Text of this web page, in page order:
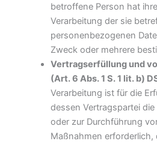
betroffene Person hat
Verarbeitung der sie
personenbezogenen
Zweck oder mehrere
Vertragserfüllung und
(Art. 6 Abs. 1 S. 1 lit. b)
Verarbeitung ist für die
dessen Vertragspartei
oder zur Durchführung
Maßnahmen erforderlich,